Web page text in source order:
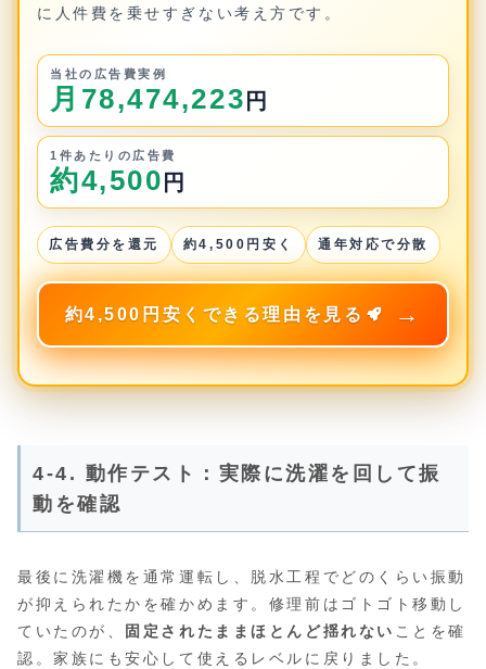
に人件費を乗せすぎない考え方です。
当社の広告費実例
月78,474,223 円
1件あたりの広告費
約4,500 円
広告費分を還元 約4,500円安く 通年対応で分散
約4,500円安くできる理由を見る
4-4. 動作テスト：実際に洗濯を回して振
動を確認
最後に洗濯機を通常運転し、脱水工程でどのくらい振動
が抑えられたかを確かめます。修理前はゴトゴト移動し
ていたのが、
固定されたままほとんど揺れない ことを確
認。家族にも安心して使えるレベルに戻りました。